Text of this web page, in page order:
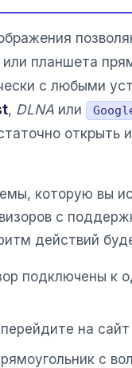
планшета
с любыми
, DLNA или
открыть
которую вы
с
действий
подключены к
на сайт
с